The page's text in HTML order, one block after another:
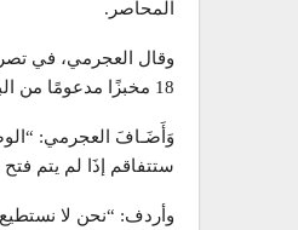
المحاصر.
وقال العجرمي، في
18 مخبزًا مدعومًا من البرنامج”، مُضيفًا أن “استمرار هذا الوضع قد يؤدي إلى تفشي المجاعة في القطاع”.
وَأَضَـافَ العجرمي:
ستتفاقم إذَا لم يتم
وأردف: “نحن لا